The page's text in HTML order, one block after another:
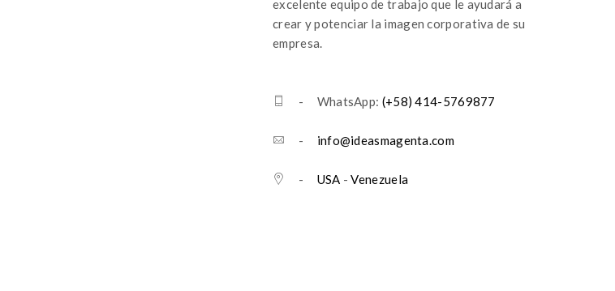
excelente equipo de trabajo que le ayudará a
crear y potenciar la imagen corporativa de su
empresa.
- WhatsApp: (+58) 414-5769877
- info@ideasmagenta.com
- USA -Venezuela